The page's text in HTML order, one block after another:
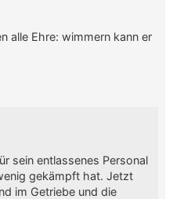
alle Ehre: wimmern kann er
sein entlassenes Personal
gekämpft hat. Jetzt
im Getriebe und die